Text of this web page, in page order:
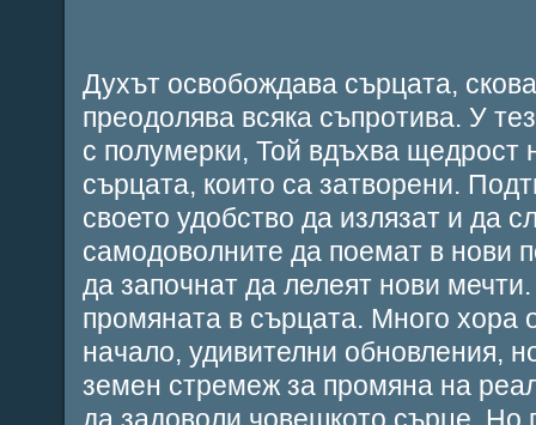
Духът освобождава сърцата,
преодолява всяка съпротива. У
с полумерки, Той вдъхва щедрост
сърцата, които са затворени.
своето удобство да излязат и да
самодоволните да поемат в нови
да започнат да лелеят нови
промяната в сърцата. Много хора
начало, удивителни обновления,
земен стремеж за промяна на